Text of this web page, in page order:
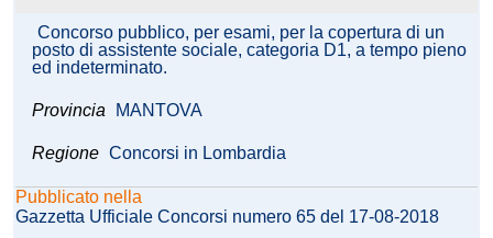
Concorso pubblico, per esami, per la copertura di un
posto di assistente sociale, categoria D1, a tempo pieno
ed indeterminato.
Provincia MANTOVA
Regione Concorsi in Lombardia
Pubblicato nella
Gazzetta Ufficiale Concorsi numero 65 del 17-08-2018